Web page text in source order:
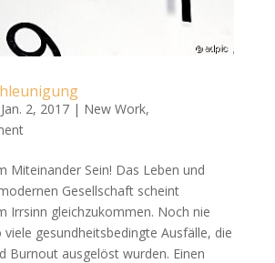
Jan. 2, 2017| New Work,
Miteinander Sein! Das Leben und
Gesellschaft scheint
Irrsinn gleichzukommen. Noch nie
viele gesundheitsbedingte Ausfälle, die
Burnout ausgelöst wurden. Einen